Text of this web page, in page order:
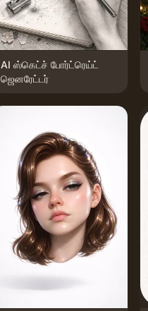
AI ஸ்கெட்ச் போர்ட்ரெய்ட்
ஜெனரேட்டர்